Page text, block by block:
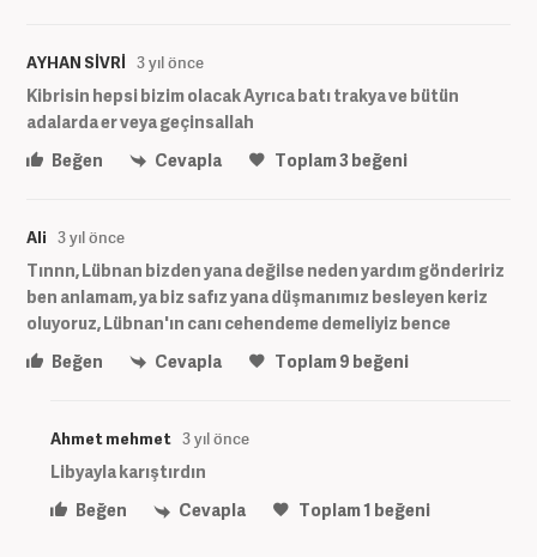
AYHAN SİVRİ 3 yıl önce
Kibrisin hepsi bizim olacak Ayrıca batı trakya ve bütün
adalarda er veya geçinsallah
Beğen
Cevapla Toplam3beğeni
Ali 3 yıl önce
Tınnn, Lübnan bizden yana değilse neden yardım göndeririz
ben anlamam, ya biz safız yana düşmanımız besleyen keriz
oluyoruz, Lübnan'ın canı cehendeme demeliyiz bence
Beğen
Cevapla Toplam9 beğeni
Ahmet mehmet 3 yıl önce
Libyayla karıştırdın
Beğen
Cevapla Toplam1 beğeni